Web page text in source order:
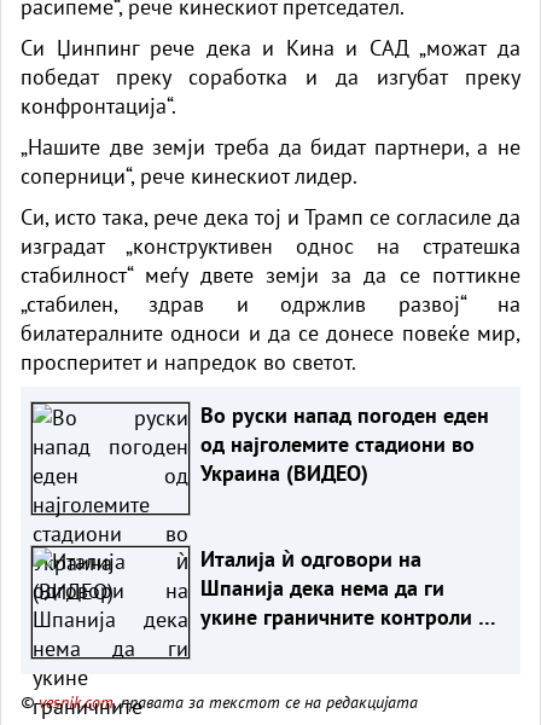
расипеме“, рече кинескиот претседател.
Си Џинпинг рече дека и Кина и САД „можат да
победат преку соработка и да изгубат преку
конфронтација“.
„Нашите две земји треба да бидат партнери, а не
соперници“, рече кинескиот лидер.
Си, исто така, рече дека тој и Трамп се согласиле да
изградат „конструктивен однос на стратешка
стабилност“ меѓу двете земји за да се поттикне
„стабилен, здрав и одржлив развој“ на
билатералните односи и да се донесе повеќе мир,
просперитет и напредок во светот.
Во руски напад погоден еден
од најголемите стадиони во
Украина (ВИДЕО)
Италија ѝ одговори на
Шпанија дека нема да ги
укине граничните контроли сè
©vesnik.com, правата за текстот се на редакцијата